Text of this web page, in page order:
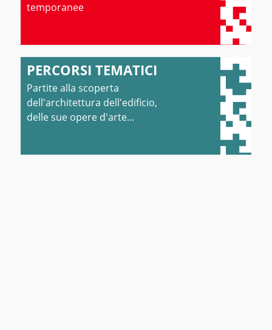
temporanee
PERCORSI TEMATICI
Partite alla scoperta
dell'architettura dell'edificio,
delle sue opere d'arte...